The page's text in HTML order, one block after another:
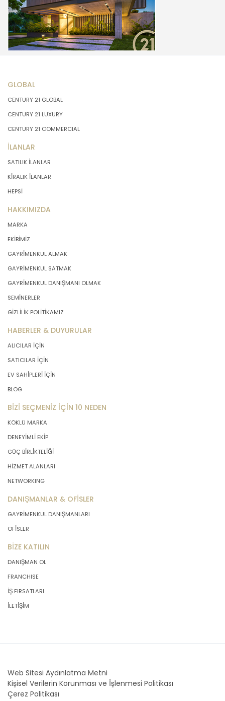
GLOBAL
CENTURY 21 GLOBAL
CENTURY 21 LUXURY
CENTURY 21 COMMERCIAL
İLANLAR
SATILIK İLANLAR
KİRALIK İLANLAR
HEPSİ
HAKKIMIZDA
MARKA
EKİBİMİZ
GAYRİMENKUL ALMAK
GAYRİMENKUL SATMAK
GAYRİMENKUL DANIŞMANI OLMAK
SEMİNERLER
GİZLİLİK POLİTİKAMIZ
HABERLER & DUYURULAR
ALICILAR İÇİN
SATICILAR İÇİN
EV SAHİPLERİ İÇİN
BLOG
BİZİ SEÇMENİZ İÇİN 10 NEDEN
KÖKLÜ MARKA
DENEYİMLİ EKİP
GÜÇ BİRLİKTELİĞİ
HİZMET ALANLARI
NETWORKING
DANIŞMANLAR & OFİSLER
GAYRİMENKUL DANIŞMANLARI
OFİSLER
BİZE KATILIN
DANIŞMAN OL
FRANCHISE
İŞ FIRSATLARI
İLETİŞİM
Web Sitesi Aydınlatma Metni
Kişisel Verilerin Korunması ve İşlenmesi Politikası
Çerez Politikası